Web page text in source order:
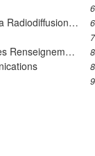
Modification De La Loi Sur Le Conseil De La Radiodiffusion Et Des Télécommunications Canadiennes
Modification De La Loi Sur La Protection Des Renseignements Personnels Et Les Documents Électroniques